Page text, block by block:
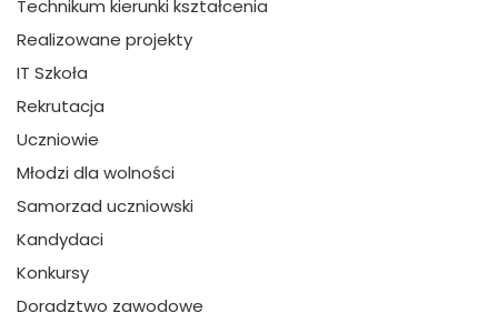
Technikum kierunki kształcenia
Realizowane projekty
IT Szkoła
Rekrutacja
Uczniowie
Młodzi dla wolności
Samorzad uczniowski
Kandydaci
Konkursy
Doradztwo zawodowe